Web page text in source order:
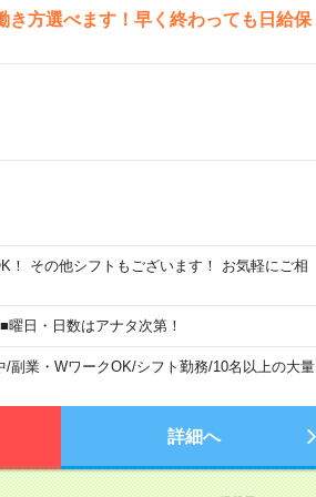
き方選べます！早く終わっても日給保
その他シフトもございます！ お気軽にご相
日・日数はアナタ次第！
/副業・WワークOK/シフト勤務/10名以上の大量
詳細へ